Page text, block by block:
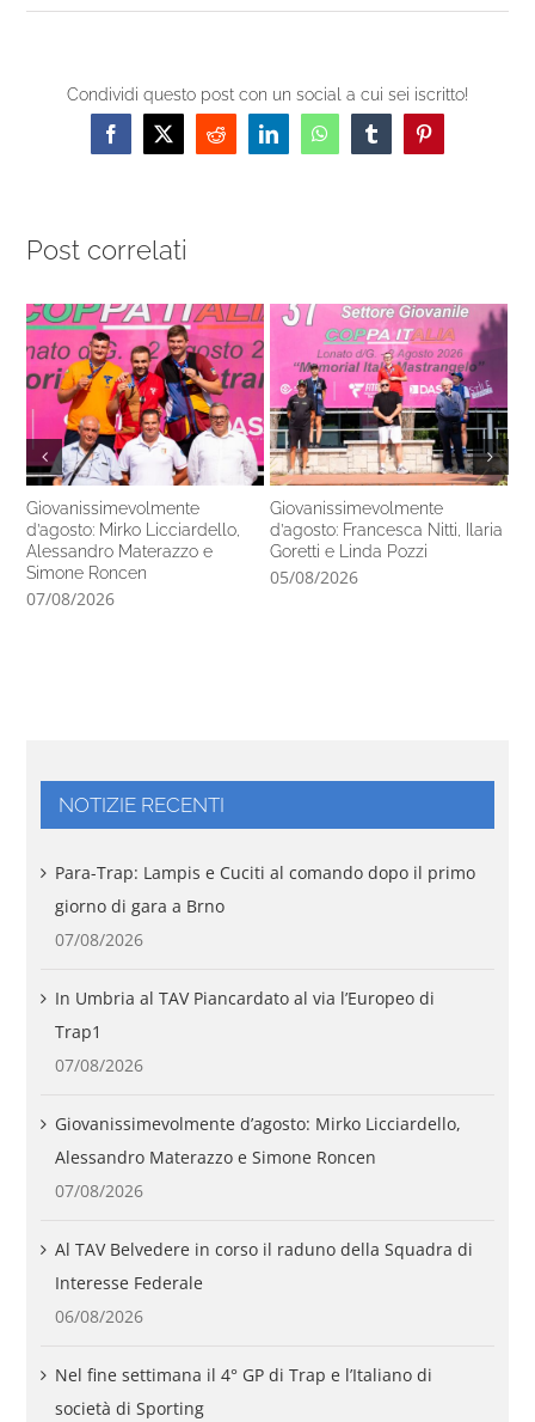
Condividi questo post con un social a cui sei iscritto!
Facebook
X RedditLinkedInWhatsAppTumblrPinterest
Post correlati
Giovanissimevolmente
d’agosto: Mirko Licciardello,
Alessandro Materazzo e
Simone Roncen
07/08/2026
Giovanissimevolmente
d’agosto: Francesca Nitti, Ilaria
Goretti e Linda Pozzi
05/08/2026
NOTIZIE RECENTI
Para-Trap: Lampis e Cuciti al comando dopo il primo
giorno di gara a Brno
07/08/2026
In Umbria al TAV Piancardato al via l’Europeo di
Trap1
07/08/2026
Giovanissimevolmente d’agosto: Mirko Licciardello,
Alessandro Materazzo e Simone Roncen
07/08/2026
Al TAV Belvedere in corso il raduno della Squadra di
Interesse Federale
06/08/2026
Nel fine settimana il 4° GP di Trap e l’Italiano di
società di Sporting